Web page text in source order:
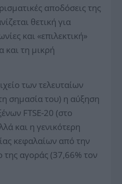
αποδόσεις της
θετική για
και «επιλεκτική»
και τη μικρή
των τελευταίων
σημασία του) η αύξηση
FTSE-20 (στο
και η γενικότερη
κεφαλαίων από την
αγοράς (37,66% τον